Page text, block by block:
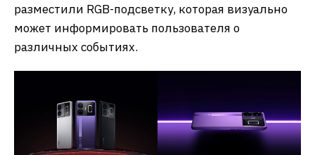
разместили RGB-подсветку, которая визуально
может информировать пользователя о
различных событиях.